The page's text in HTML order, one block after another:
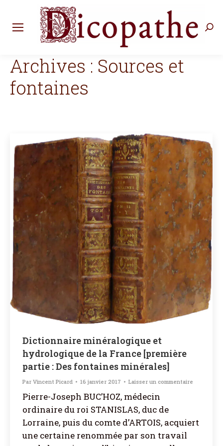
Archives : Sources et
fontaines
Dictionnaire minéralogique et
hydrologique de la France [première
partie : Des fontaines minérales]
Par Vincent Picard 16 janvier 2017 Laisser un commentaire
Pierre-Joseph BUC’HOZ, médecin
ordinaire du roi STANISLAS, duc de
Lorraine, puis du comte d’ARTOIS, acquiert
une certaine renommée par son travail